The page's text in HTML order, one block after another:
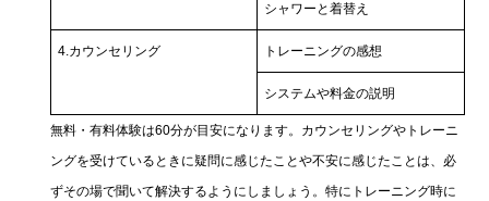
シャワーと着替え
4.カウンセリング トレーニングの感想
システムや料金の説明
無料・有料体験は60分が目安になります。カウンセリングやトレーニ
ングを受けているときに疑問に感じたことや不安に感じたことは、必
ずその場で聞いて解決するようにしましょう。特にトレーニング時に